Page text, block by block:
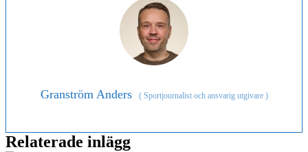
Granström Anders (Sportjournalist och ansvarig utgivare )
Relaterade inlägg